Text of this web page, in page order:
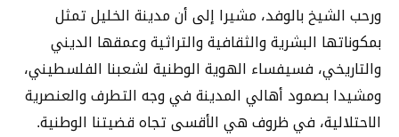
ورحب الشيخ بالوفد، مشيرا إلى أن مدينة الخليل تمثل
بمكوناتها البشرية والثقافية والتراثية وعمقها الديني
والتاريخي، فسيفساء الهوية الوطنية لشعبنا الفلسطيني،
ومشيدا بصمود أهالي المدينة في وجه التطرف والعنصرية
الاحتلالية، في ظروف هي الأقسى تجاه قضيتنا الوطنية.